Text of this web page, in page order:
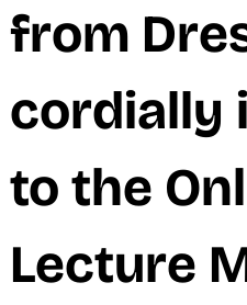
from
cordially
to the
Lecture